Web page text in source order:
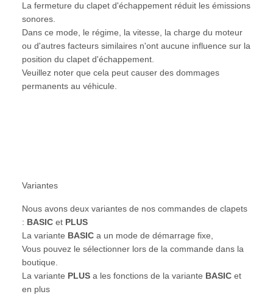
La fermeture du clapet d'échappement réduit les émissions
sonores.
Dans ce mode, le régime, la vitesse, la charge du moteur
ou d'autres facteurs similaires n'ont aucune influence sur la
position du clapet d'échappement.
Veuillez noter que cela peut causer des dommages
permanents au véhicule.
Variantes
Nous avons deux variantes de nos commandes de clapets
: BASIC et PLUS
La variante BASIC a un mode de démarrage fixe,
Vous pouvez le sélectionner lors de la commande dans la
boutique.
La variante PLUS a les fonctions de la variante BASIC et
en plus